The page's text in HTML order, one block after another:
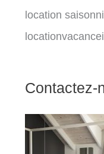
location
Contactez-